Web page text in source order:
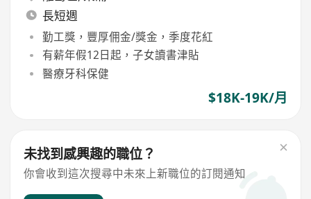
長短週
勤工獎，豐厚佣金/獎金，季度花紅
有薪年假12日起，子女讀書津貼
醫療牙科保健
$18K-19K/月
未找到感興趣的職位？
你會收到這次搜尋中未來上新職位的訂閱通知